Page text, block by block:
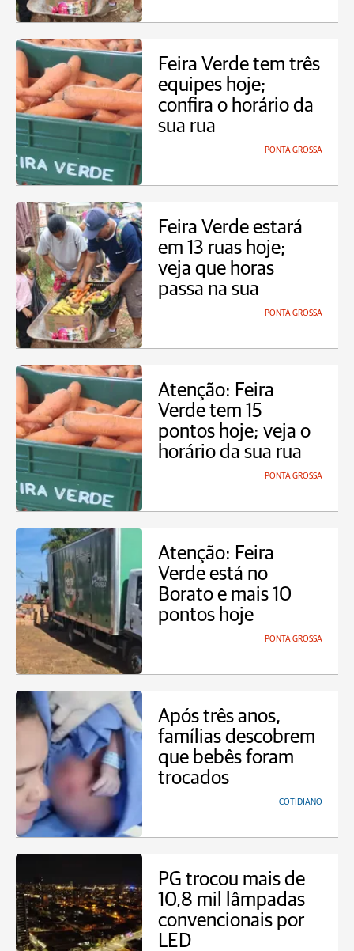
Feira Verde tem três
equipes hoje;
confira o horário da
sua rua
PONTA GROSSA
Feira Verde estará
em 13 ruas hoje;
veja que horas
passa na sua
PONTA GROSSA
Atenção: Feira
Verde tem 15
pontos hoje; veja o
horário da sua rua
PONTA GROSSA
Atenção: Feira
Verde está no
Borato e mais 10
pontos hoje
PONTA GROSSA
Após três anos,
famílias descobrem
que bebês foram
trocados
COTIDIANO
PG trocou mais de
10,8 mil lâmpadas
convencionais por
LED